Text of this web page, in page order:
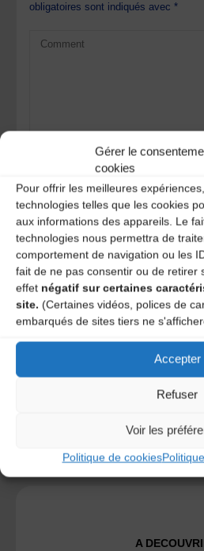
Gérer le
cookies
Pour offrir les meilleures
technologies telles que les cookies
aux informations des appareils. Le
technologies nous permettra de
comportement de navigation ou les
fait de ne pas consentir ou de retirer
effet négatif sur certaines
site. (Certaines vidéos, polices de
embarqués de sites tiers ne
Accepter
Refuser
Voir les
Politique de cookies
obligatoires sont indiqués avec*
Save my name, email, and site
time I post a comment.
savoir plus sur la façon dont les
commentaires sont traitées.
A